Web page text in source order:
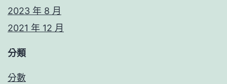
2023 年 8 月
2021 年 12 月
分類
分數